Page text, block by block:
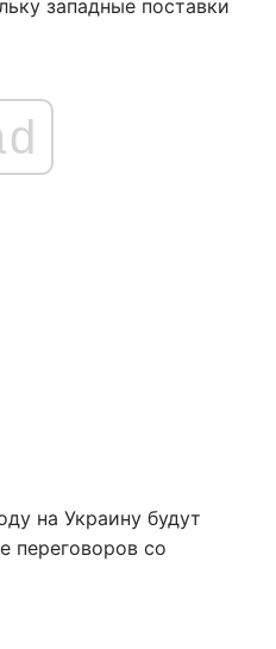
западные поставки
на Украину будут
переговоров со